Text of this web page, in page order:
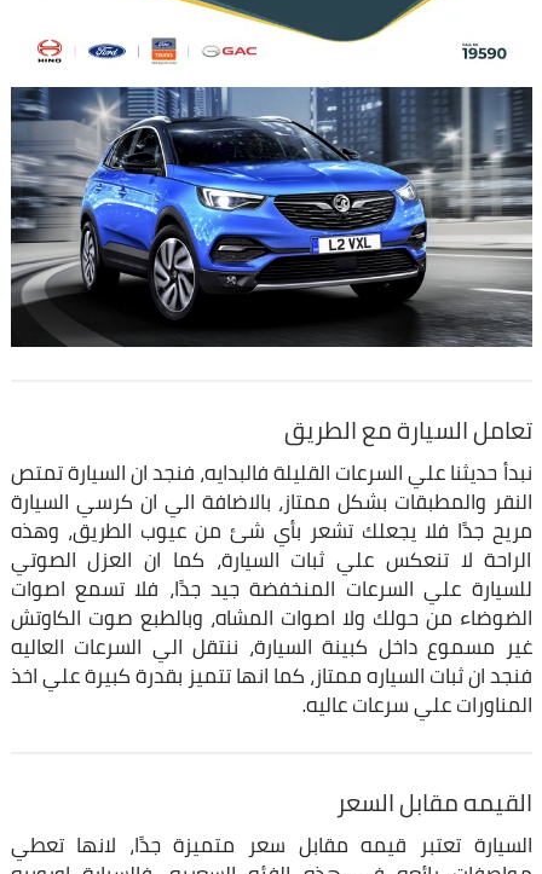
تعامل السيارة مع الطريق
نبدأ حديثنا علي السرعات القليلة فالبدايه، فنجد ان السيارة تمتص
النقر والمطبقات بشكل ممتاز، بالاضافة الي ان كرسي السيارة
مريح جدًا فلا يجعلك تشعر بأي شئ من عيوب الطريق، وهذه
الراحة لا تنعكس علي ثبات السيارة، كما ان العزل الصوتي
للسيارة علي السرعات المنخفضة جيد جدًا، فلا تسمع اصوات
الضوضاء من حولك ولا اصوات المشاه، وبالطبع صوت الكاوتش
غير مسموع داخل كبينة السيارة، ننتقل الي السرعات العاليه
فنجد ان ثبات السياره ممتاز، كما انها تتميز بقدرة كبيرة علي اخذ
المناورات علي سرعات عاليه.
القيمه مقابل السعر
السيارة تعتبر قيمه مقابل سعر متميزة جدًا، لانها تعطي